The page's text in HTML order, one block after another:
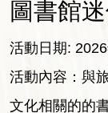
圖書館
活動日期:
活動內容：與
文化相關的的